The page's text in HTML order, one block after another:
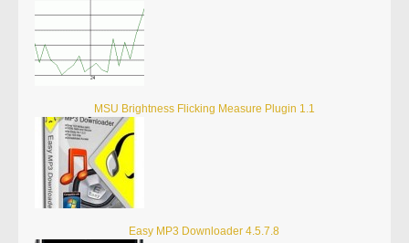
MSU Brightness Flicking Measure Plugin 1.1
Easy MP3 Downloader 4.5.7.8